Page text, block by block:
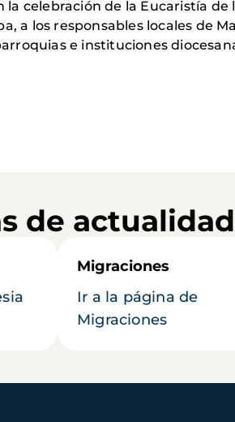
la celebración de la Eucaristía
a los responsables locales de
e instituciones
de actualidad
Migraciones
Ir a la página de
Migraciones